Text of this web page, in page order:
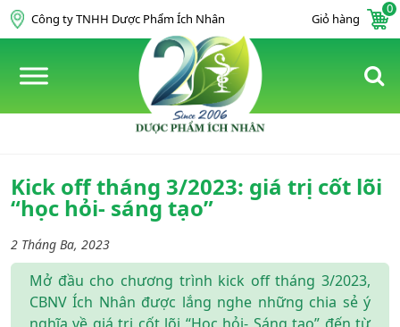
Skip to content
Công ty TNHH Dược Phẩm Ích Nhân Giỏ hàng
0
Kick off tháng 3/2023: giá trị cốt lõi
“học hỏi- sáng tạo”
2 Tháng Ba, 2023
Mở đầu cho chương trình kick off tháng 3/2023,
CBNV Ích Nhân được lắng nghe những chia sẻ ý